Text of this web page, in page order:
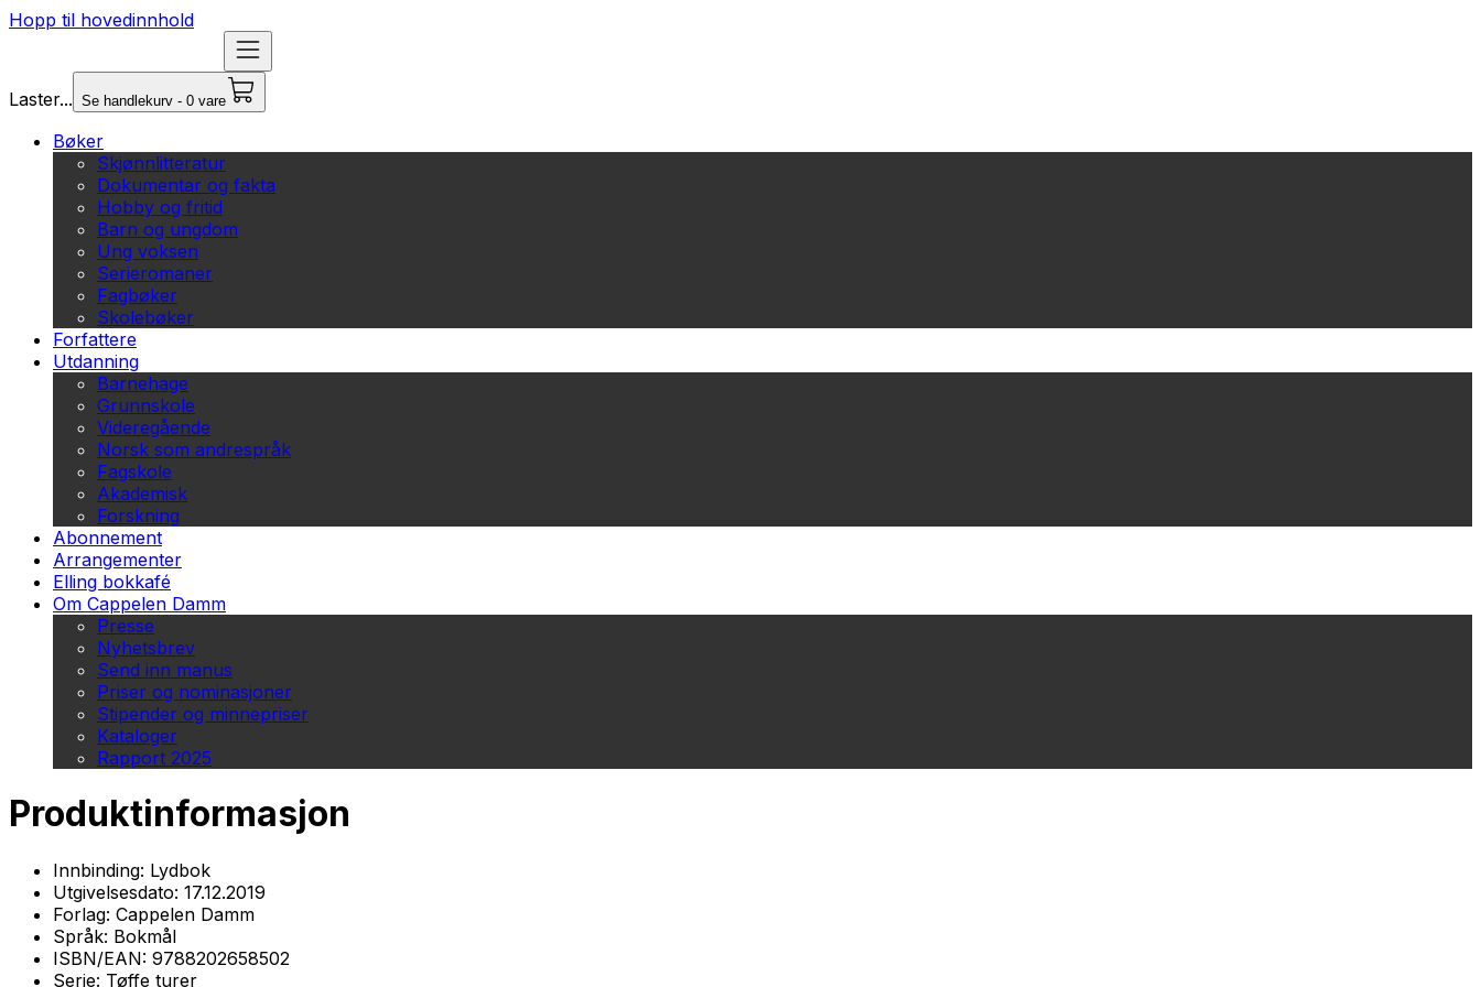
Hopp til hovedinnhold
Laster... Se handlekurv - 0 vare
Bøker
Skjønnlitteratur
Dokumentar og fakta
Hobby og fritid
Barn og ungdom
Ung voksen
Serieromaner
Fagbøker
Skolebøker
Forfattere
Utdanning
Barnehage
Grunnskole
Videregående
Norsk som andrespråk
Fagskole
Akademisk
Forskning
Abonnement
Arrangementer
Elling bokkafé
Om Cappelen Damm
Presse
Nyhetsbrev
Send inn manus
Priser og nominasjoner
Stipender og minnepriser
Kataloger
Rapport 2025
Produktinformasjon
Innbinding: Lydbok
Utgivelsesdato: 17.12.2019
Forlag: Cappelen Damm
Språk: Bokmål
ISBN/EAN: 9788202658502
Serie: Tøffe turer